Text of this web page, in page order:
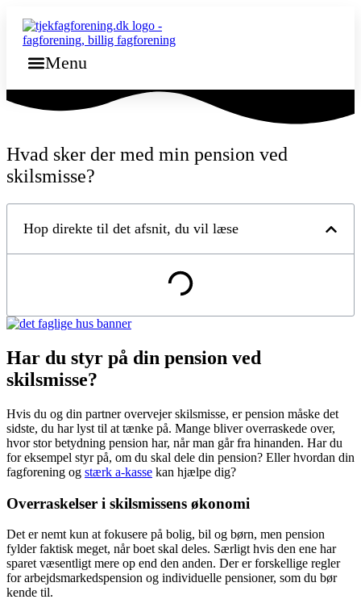
indhold
Menu
Hvad sker der med min pension ved
skilsmisse?
Hop direkte til det afsnit, du vil læse
Har du styr på din pension ved
skilsmisse?
Hvis du og din partner overvejer skilsmisse, er pension måske det
sidste, du har lyst til at tænke på. Mange bliver overraskede over,
hvor stor betydning pension har, når man går fra hinanden. Har du
for eksempel styr på, om du skal dele din pension? Eller hvordan din
fagforening og stærk a-kasse kan hjælpe dig?
Overraskelser i skilsmissens økonomi
Det er nemt kun at fokusere på bolig, bil og børn, men pension
fylder faktisk meget, når boet skal deles. Særligt hvis den ene har
sparet væsentligt mere op end den anden. Der er forskellige regler
for arbejdsmarkedspension og individuelle pensioner, som du bør
kende til.